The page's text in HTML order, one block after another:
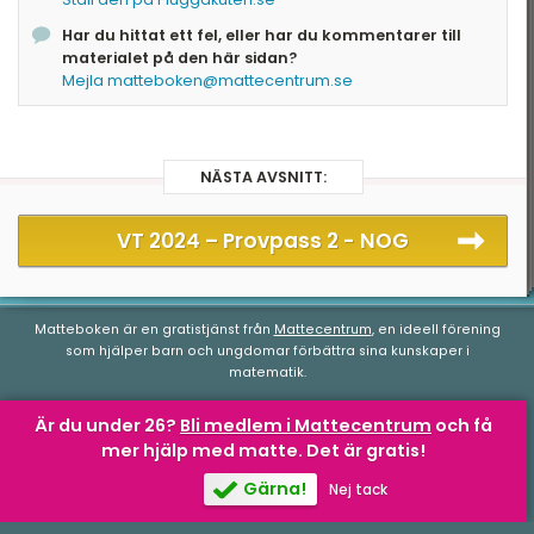
parenteserna: $$x^5\cdot x^2-x^5+x\cdot x^2-
x=x^7-x^5+x^3-x$$ Svar: C
Har du hittat ett fel, eller har du kommentarer till
materialet på den här sidan?
Mejla matteboken@mattecentrum.se
NÄSTA AVSNITT:
VT 2024 – Provpass 2 - NOG
Är du under 26? Bli medlem i Mattecentrum och få
mer hjälp med matte. Det är gratis!
Gärna!
Nej tack
Matteboken är en gratistjänst från Mattecentrum, en ideell förening
som hjälper barn och ungdomar förbättra sina kunskaper i
matematik.
Matteboken.se avMattecentrumär licensierad under en
Commons Attribution-NonCommercial-NoDerivatives 4.0
Internationell-licens.